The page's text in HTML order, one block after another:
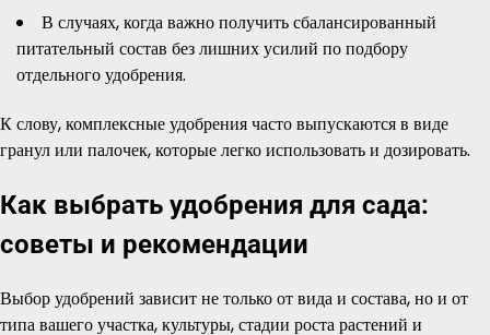
В случаях, когда важно получить сбалансированный
питательный состав без лишних усилий по подбору
отдельного удобрения.
К слову, комплексные удобрения часто выпускаются в виде
гранул или палочек, которые легко использовать и дозировать.
Как выбрать удобрения для сада:
советы и рекомендации
Выбор удобрений зависит не только от вида и состава, но и от
типа вашего участка, культуры, стадии роста растений и